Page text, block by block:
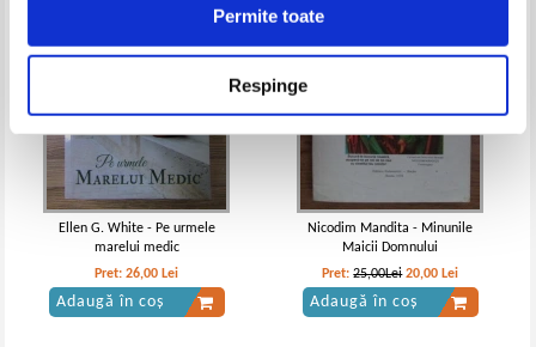
Permite toate
Respinge
Ellen G. White - Pe urmele
marelui medic
Pret:26,00 Lei
Adaugă în coș
Nicodim Mandita - Minunile
Maicii Domnului
Pret:25,00Lei 20,00 Lei
Adaugă în coș